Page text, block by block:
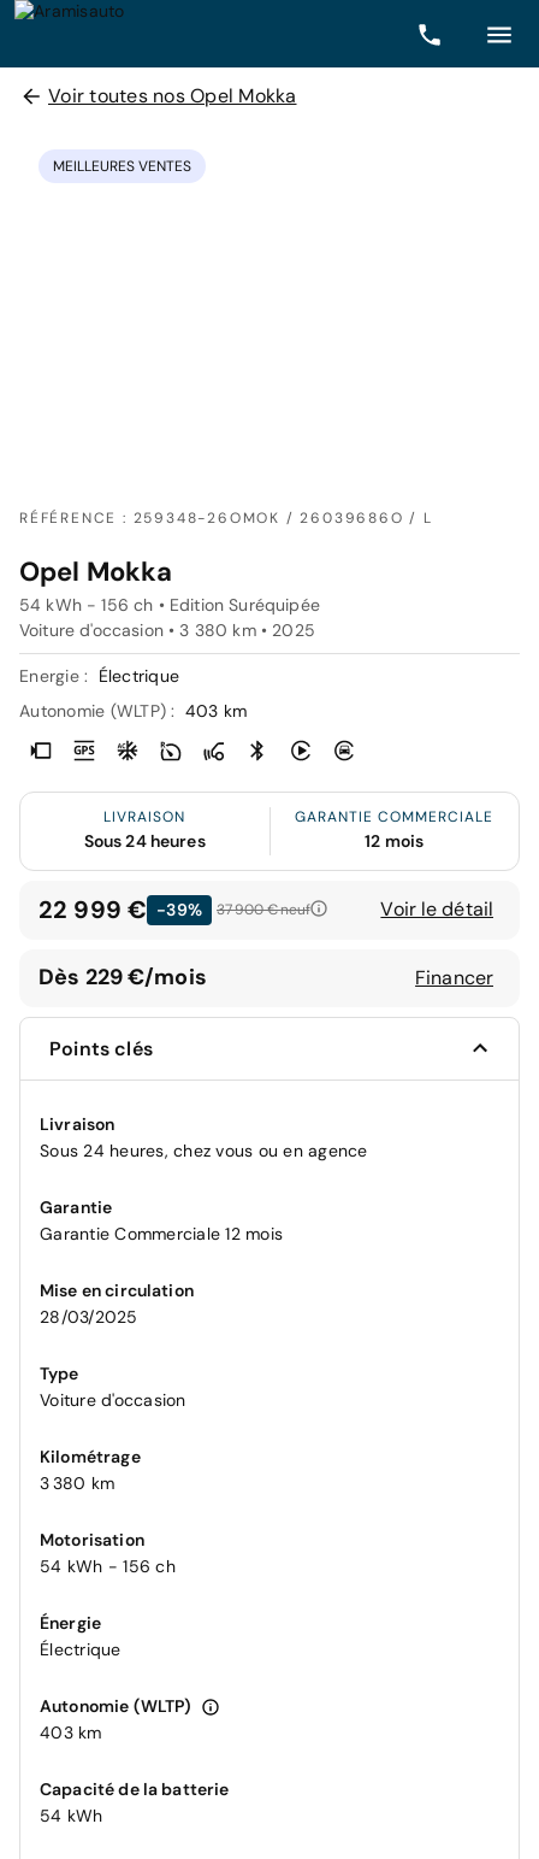
Voir toutes nos Opel Mokka
MEILLEURES VENTES
RÉFÉRENCE : 259348-26OMOK / 26039686O / L
Opel Mokka
54 kWh - 156 ch • Edition Suréquipée
Voiture d'occasion • 3 380 km • 2025
Energie :
Électrique
Autonomie (WLTP) : 403 km
LIVRAISON
Sous 24 heures
GARANTIE COMMERCIALE
12 mois
22 999 € -39% 37 900 €neuf Voir le détail
Dès 229 €/mois Financer
Points clés
Livraison
Sous 24 heures, chez vous ou en agence
Garantie
Garantie Commerciale 12 mois
Mise en circulation
28/03/2025
Type
Voiture d'occasion
Kilométrage
3 380 km
Motorisation
54 kWh - 156 ch
Énergie
Électrique
Autonomie (WLTP)
403 km
Capacité de la batterie
54 kWh